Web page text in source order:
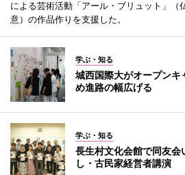
による芸術活動「アール・ブリュット」（
意）の作品作りを支援した。
学ぶ・知る
城西国際大がオープン
め進路の幅広げる
学ぶ・知る
長生村文化会館で同友
し・古民家経営者講演